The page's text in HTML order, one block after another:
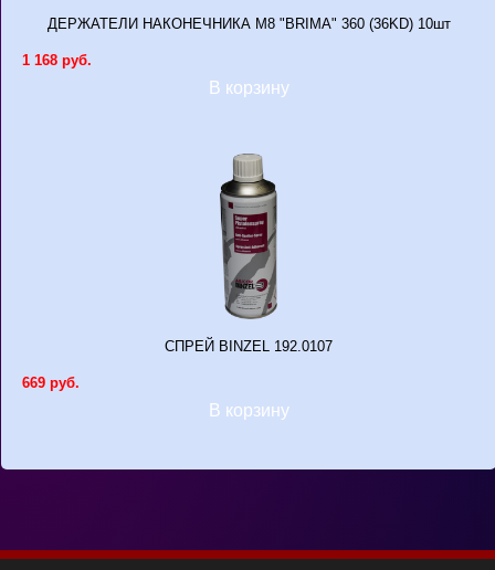
ДЕРЖАТЕЛИ НАКОНЕЧНИКА M8 "BRIMA" 360 (36KD) 10шт
1 168 руб.
В корзину
СПРЕЙ BINZEL 192.0107
669 руб.
В корзину